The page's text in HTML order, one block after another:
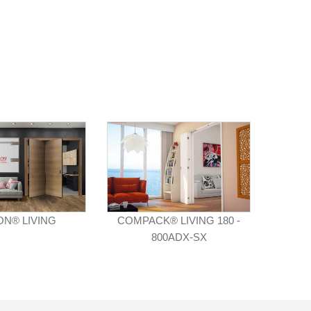
LIVING
COMPACK® LIVING 180 -
800ADX-SX